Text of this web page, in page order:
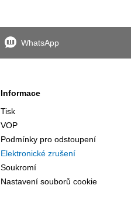
WhatsApp
Informace
Tisk
VOP
Podmínky pro odstoupení
Elektronické zrušení
Soukromí
Nastavení souborů cookie